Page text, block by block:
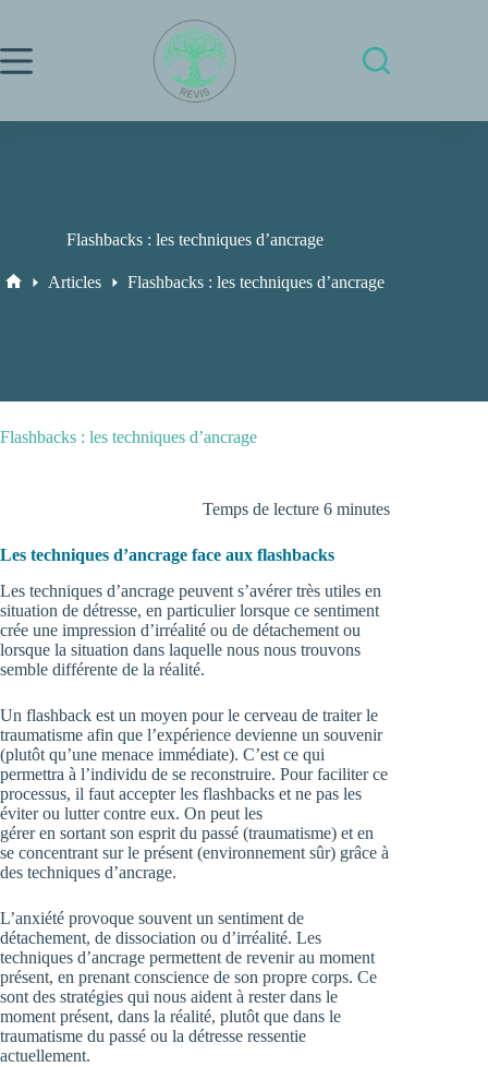
contenu
Flashbacks : les techniques d’ancrage
Articles Flashbacks : les techniques d’ancrage
Flashbacks : les techniques d’ancrage
Temps de lecture 6 minutes
Les techniques d’ancrage face aux flashbacks
Les techniques d’ancrage peuvent s’avérer très utiles en
situation de détresse, en particulier lorsque ce sentiment
crée une impression d’irréalité ou de détachement ou
lorsque la situation dans laquelle nous nous trouvons
semble différente de la réalité.
Un flashback est un moyen pour le cerveau de traiter le
traumatisme afin que l’expérience devienne un souvenir
(plutôt qu’une menace immédiate). C’est ce qui
permettra à l’individu de se reconstruire. Pour faciliter ce
processus, il faut accepter les flashbacks et ne pas les
éviter ou lutter contre eux. On peut les
gérer en sortant son esprit du passé (traumatisme) et en
se concentrant sur le présent (environnement sûr) grâce à
des techniques d’ancrage.
L’anxiété provoque souvent un sentiment de
détachement, de dissociation ou d’irréalité. Les
techniques d’ancrage permettent de revenir au moment
présent, en prenant conscience de son propre corps. Ce
sont des stratégies qui nous aident à rester dans le
moment présent, dans la réalité, plutôt que dans le
traumatisme du passé ou la détresse ressentie
actuellement.